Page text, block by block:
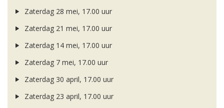
Zaterdag 28 mei, 17.00 uur
Zaterdag 21 mei, 17.00 uur
Zaterdag 14 mei, 17.00 uur
Zaterdag 7 mei, 17.00 uur
Zaterdag 30 april, 17.00 uur
Zaterdag 23 april, 17.00 uur